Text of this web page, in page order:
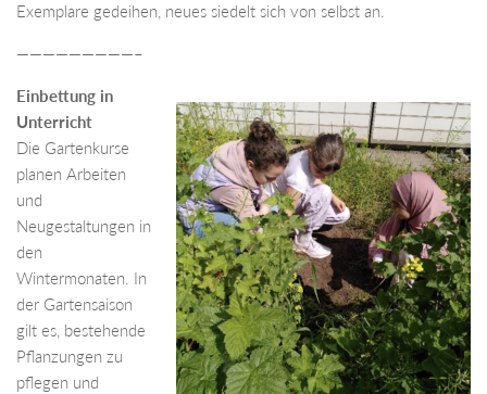
Exemplare gedeihen, neues siedelt sich von selbst an.
—————————–
Einbettung in
Unterricht
Die Gartenkurse
planen Arbeiten
und
Neugestaltungen in
den
Wintermonaten. In
der Gartensaison
gilt es, bestehende
Pflanzungen zu
pflegen und